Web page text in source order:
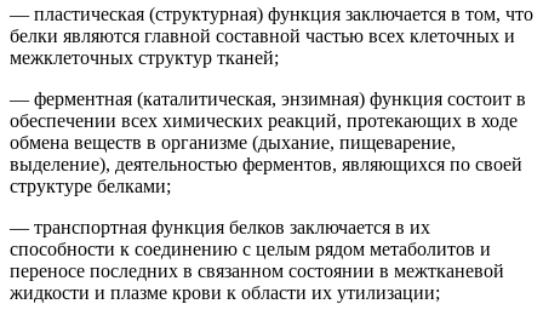
— пластическая (структурная) функция заключается в том, что
белки являются главной составной частью всех клеточных и
межклеточных структур тканей;
— ферментная (каталитическая, энзимная) функция состоит в
обеспечении всех химических реакций, протекающих в ходе
обмена веществ в организме (дыхание, пищеварение,
выделение), деятельностью ферментов, являющихся по своей
структуре белками;
— транспортная функция белков заключается в их
способности к соединению с целым рядом метаболитов и
переносе последних в связанном состоянии в межтканевой
жидкости и плазме крови к области их утилизации;